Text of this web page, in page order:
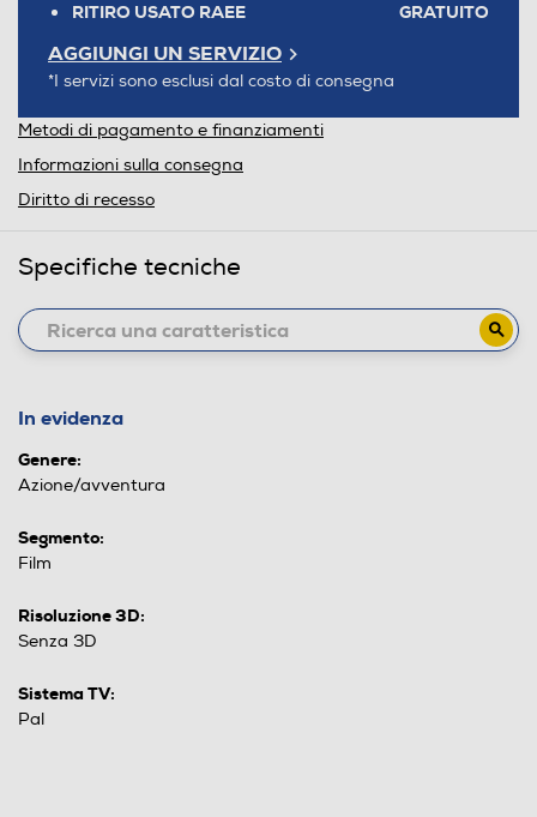
RITIRO USATO RAEE GRATUITO
AGGIUNGI UN SERVIZIO
*I servizi sono esclusi dal costo di consegna
Metodi di pagamento e finanziamenti
Informazioni sulla consegna
Diritto di recesso
Specifiche tecniche
In evidenza
Genere:
Azione/avventura
Segmento:
Film
Risoluzione 3D:
Senza 3D
Sistema TV:
Pal